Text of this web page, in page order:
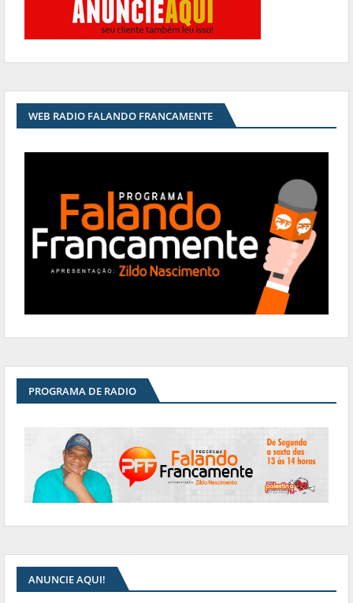
WEB RADIO FALANDO FRANCAMENTE
PROGRAMA DE RADIO
ANUNCIE AQUI!